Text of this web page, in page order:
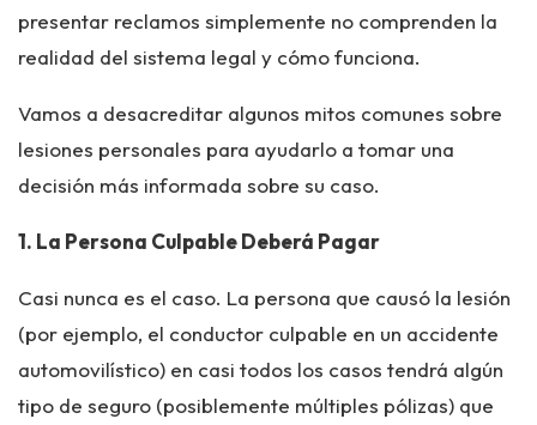
presentar reclamos simplemente no comprenden la
realidad del sistema legal y cómo funciona.
Vamos a desacreditar algunos mitos comunes sobre
lesiones personales para ayudarlo a tomar una
decisión más informada sobre su caso.
1. La Persona Culpable Deberá Pagar
Casi nunca es el caso. La persona que causó la lesión
(por ejemplo, el conductor culpable en un accidente
automovilístico) en casi todos los casos tendrá algún
tipo de seguro (posiblemente múltiples pólizas) que